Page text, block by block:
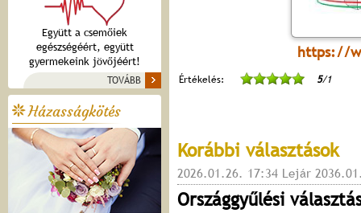
Együtt a csemőiek
egészségéért, együtt
gyermekeink jövőjéért!
TOVÁBB
Házasságkötés
https://
Értékelés: 5/1
Korábbi választások
2026.01.26. 17:34 Lejár
Országgyűlési